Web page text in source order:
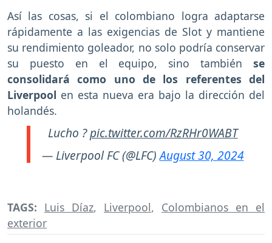
Así las cosas, si el colombiano logra adaptarse
rápidamente a las exigencias de Slot y mantiene
su rendimiento goleador, no solo podría conservar
su puesto en el equipo, sino también se
consolidará como uno de los referentes del
Liverpool en esta nueva era bajo la dirección del
holandés.
Lucho ?pic.twitter.com/RzRHr0WABT
— Liverpool FC (@LFC)August 30, 2024
TAGS: Luis Díaz, Liverpool, Colombianos en el
exterior